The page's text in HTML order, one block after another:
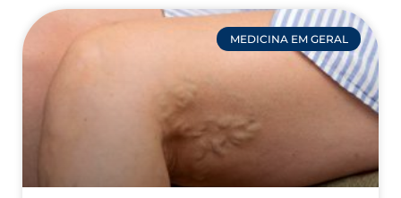
MEDICINA EM GERAL